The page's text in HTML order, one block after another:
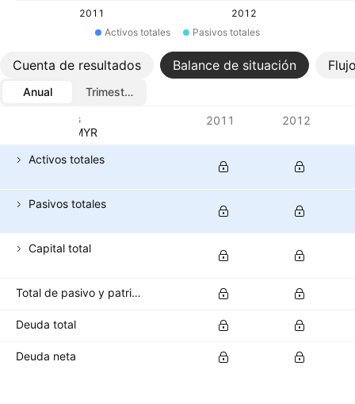
2011
2012
Activos totales
Pasivos totales
Cuenta de resultados Balance de situación
Anual
Trimestral
Métricas
Divisa: MYR
2011 2012
Activos totales
Pasivos totales
Capital total
Total de pasivo y patrimonio de los accionistas
Deuda total
Deuda neta